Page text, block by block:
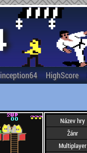
inception64 HighScore
Název hry
Žánr
Multiplayer